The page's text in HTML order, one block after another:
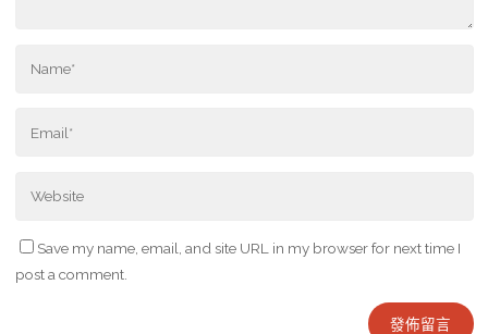
Save my name, email, and site URL in my browser for next time I
post a comment.